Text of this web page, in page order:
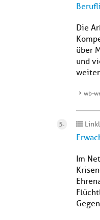
Die
über
und
wb-
Im